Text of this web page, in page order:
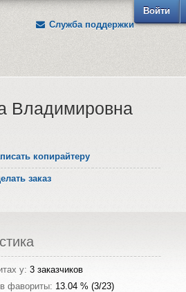
Войти
Служба поддержки
Владимировна
копирайтеру
заказ
у: 3 заказчиков
фавориты: 13.04 % (3/23)